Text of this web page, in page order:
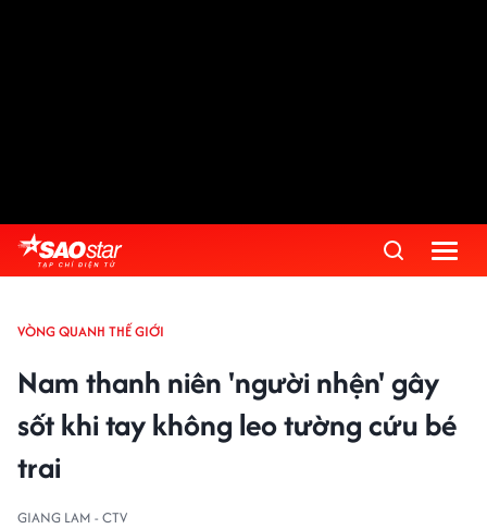
VÒNG QUANH THẾ GIỚI
Nam thanh niên 'người nhện' gây
sốt khi tay không leo tường cứu bé
trai
GIANG LAM - CTV